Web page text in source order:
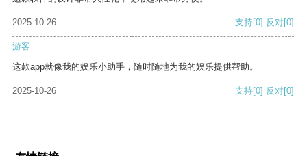
2025-10-26 支持[0] 反对[0]
游客
这款app就像我的娱乐小助手，随时随地为我的娱乐提供帮助。
2025-10-26 支持[0] 反对[0]